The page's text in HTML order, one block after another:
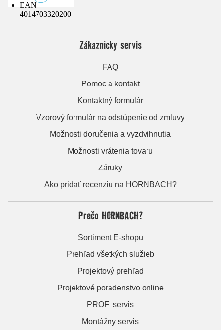
EAN
4014703320200
Zákaznícky servis
FAQ
Pomoc a kontakt
Kontaktný formulár
Vzorový formulár na odstúpenie od zmluvy
Možnosti doručenia a vyzdvihnutia
Možnosti vrátenia tovaru
Záruky
Ako pridať recenziu na HORNBACH?
Prečo HORNBACH?
Sortiment E-shopu
Prehľad všetkých služieb
Projektový prehľad
Projektové poradenstvo online
PROFI servis
Montážny servis